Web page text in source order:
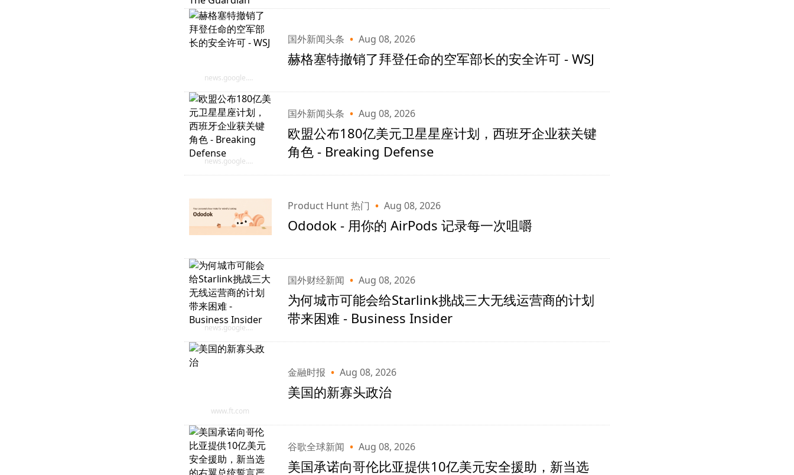
news.google.com
国外新闻头条 • Aug 08, 2026
赫格塞特撤销了拜登任命的空军部长的安全许可 - WSJ
news.google.com
国外新闻头条 • Aug 08, 2026
欧盟公布180亿美元卫星星座计划，西班牙企业获关键
角色 - Breaking Defense
Product Hunt 热门 • Aug 08, 2026
Ododok - 用你的 AirPods 记录每一次咀嚼
news.google.com
国外财经新闻 • Aug 08, 2026
为何城市可能会给Starlink挑战三大无线运营商的计划
带来困难 - Business Insider
www.ft.com
金融时报 • Aug 08, 2026
美国的新寡头政治
谷歌全球新闻 • Aug 08, 2026
美国承诺向哥伦比亚提供10亿美元安全援助，新当选